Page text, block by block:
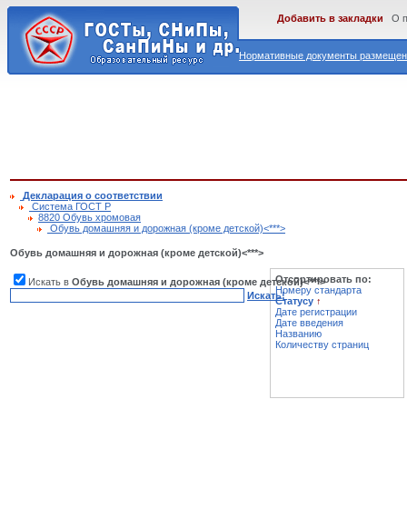
Нормативные документы
Добавить в закладки О
Декларация о соответствии
Cистема ГОСТ Р
8820 Обувь хромовая
Обувь домашняя и дорожная (кроме детской)<***>
Обувь домашняя и дорожная (кроме детской)<***>
Искать в Обувь домашняя и дорожная (кроме детской)<***>
Искать!
Отсортировать по:
Номеру стандарта
Статусу ↑
Дате регистрации
Дате введения
Названию
Количеству страниц